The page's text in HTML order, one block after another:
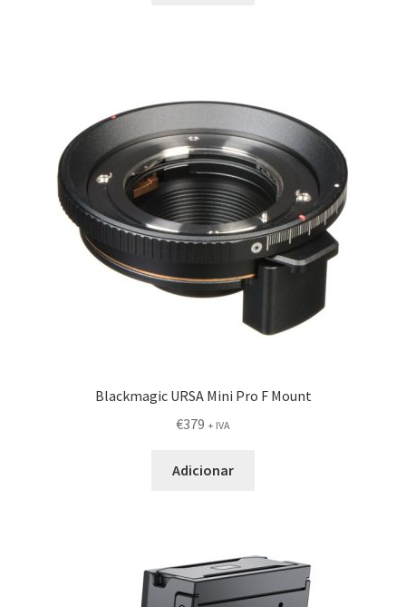
Blackmagic URSA Mini Pro F Mount
€379 + IVA
Adicionar